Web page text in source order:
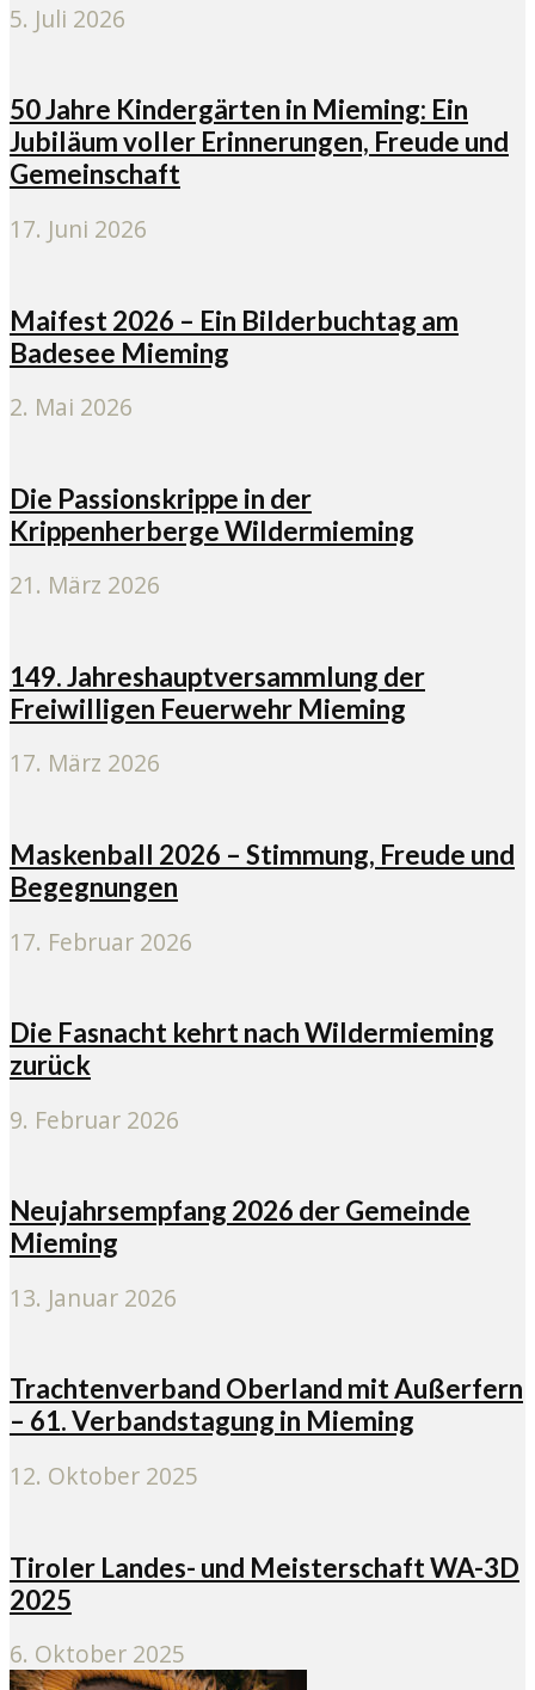
5. Juli 2026
50 Jahre Kindergärten in Mieming: Ein
Jubiläum voller Erinnerungen, Freude und
Gemeinschaft
17. Juni 2026
Maifest 2026 – Ein Bilderbuchtag am
Badesee Mieming
2. Mai 2026
Die Passionskrippe in der
Krippenherberge Wildermieming
21. März 2026
149. Jahreshauptversammlung der
Freiwilligen Feuerwehr Mieming
17. März 2026
Maskenball 2026 – Stimmung, Freude und
Begegnungen
17. Februar 2026
Die Fasnacht kehrt nach Wildermieming
zurück
9. Februar 2026
Neujahrsempfang 2026 der Gemeinde
Mieming
13. Januar 2026
Trachtenverband Oberland mit Außerfern
– 61. Verbandstagung in Mieming
12. Oktober 2025
Tiroler Landes- und Meisterschaft WA-3D
2025
6. Oktober 2025